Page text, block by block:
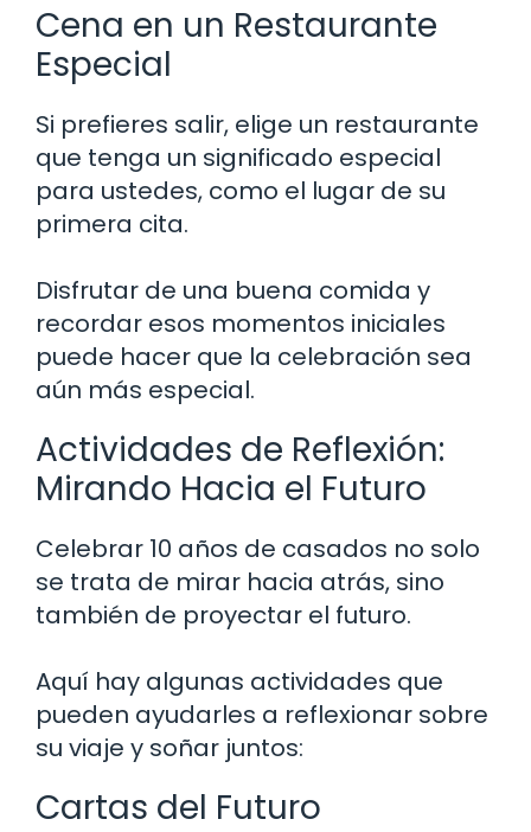
Cena en un Restaurante
Especial
Si prefieres salir, elige un restaurante
que tenga un significado especial
para ustedes, como el lugar de su
primera cita.
Disfrutar de una buena comida y
recordar esos momentos iniciales
puede hacer que la celebración sea
aún más especial.
Actividades de Reflexión:
Mirando Hacia el Futuro
Celebrar 10 años de casados no solo
se trata de mirar hacia atrás, sino
también de proyectar el futuro.
Aquí hay algunas actividades que
pueden ayudarles a reflexionar sobre
su viaje y soñar juntos:
Cartas del Futuro